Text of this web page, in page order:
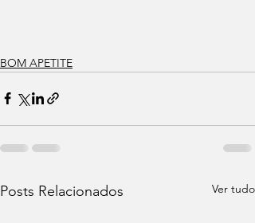
BOM APETITE
Posts Relacionados Ver tudo